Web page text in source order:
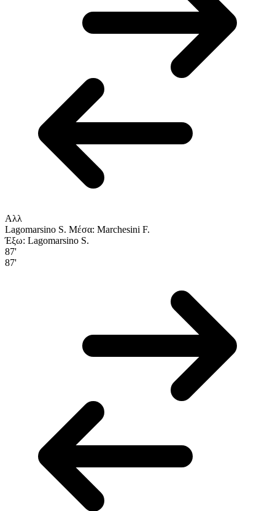
Αλλ
Lagomarsino S. Μέσα: Marchesini F.
Έξω: Lagomarsino S.
87'
87'